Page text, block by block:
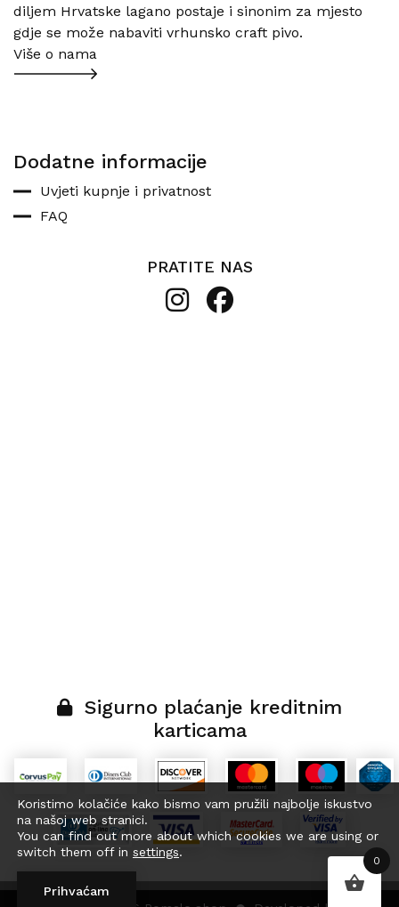
diljem Hrvatske lagano postaje i sinonim za mjesto
gdje se može nabaviti vrhunsko craft pivo.
Više o nama
Dodatne informacije
Uvjeti kupnje i privatnost
FAQ
PRATITE NAS
Sigurno plaćanje kreditnim
karticama
Koristimo kolačiće kako bismo vam pružili najbolje iskustvo
na našoj web stranici.
You can find out more about which cookies we are using or
switch them off in settings.
Prihvaćam
0